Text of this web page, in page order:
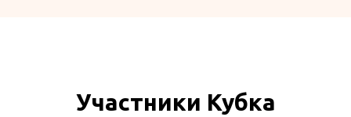
Участники Кубка